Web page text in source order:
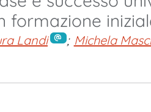
formazione
Landi ; Michela